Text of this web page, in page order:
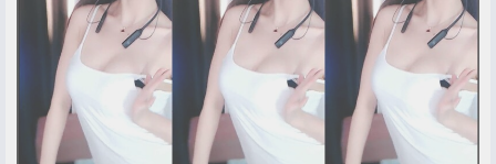
用户中心
会员登陆